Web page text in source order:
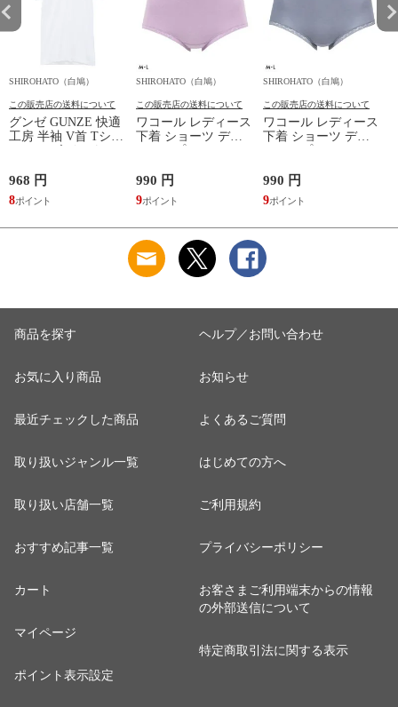
SHIROHATO（白鳩）
この販売店の送料について
グンゼ GUNZE 快適
工房 半袖 V首 Tシャ
本製 抗菌防臭
968 円
8
SHIROHATO（白鳩）
この販売店の送料について
ワコール レディース
下着 ショーツ ディ
スタンダード ノーマ
ルショーツ ML
Wacoal
990 円
9
SHIROHATO（白鳩）
この販売店の送料について
ワコール レディース
下着 ショーツ ディ
スタンダード ノーマ
ルショーツ ML
Wacoal
990 円
9
商品を探す
お気に入り商品
最近チェックした商品
取り扱いジャンル一覧
取り扱い店舗一覧
おすすめ記事一覧
カート
マイページ
ポイント表示設定
ヘルプ／お問い合わせ
お知らせ
よくあるご質問
はじめての方へ
ご利用規約
プライバシーポリシー
お客さまご利用端末からの情報
の外部送信について
特定商取引法に関する表示